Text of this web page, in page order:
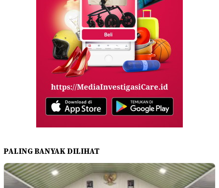
PALING BANYAK DILIHAT